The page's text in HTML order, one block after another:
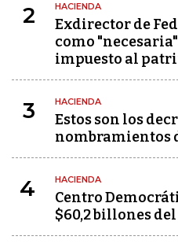
2 HACIENDA
Exdirector de
como
impuesto al
3 HACIENDA
Estos son los
nombramientos
4 HACIENDA
Centro
$60,2 billones